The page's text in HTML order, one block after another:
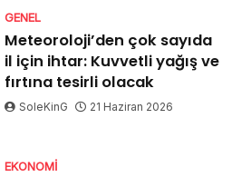
GENEL
Meteoroloji’den çok sayıda
il için ihtar: Kuvvetli yağış ve
fırtına tesirli olacak
SoleKinG 21 Haziran 2026
EKONOMI